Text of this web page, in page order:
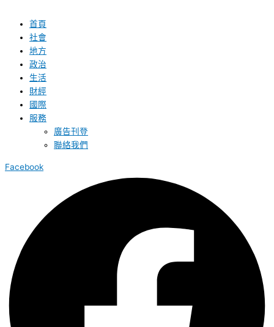
首頁
社會
地方
政治
生活
財經
國際
服務
廣告刊登
聯絡我們
Facebook